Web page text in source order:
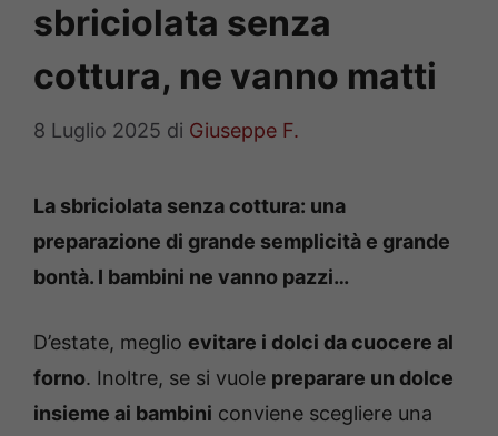
sbriciolata senza
cottura, ne vanno matti
8 Luglio 2025 di Giuseppe F.
La sbriciolata senza cottura: una
preparazione di grande semplicità e grande
bontà. I bambini ne vanno pazzi…
D’estate, meglio evitare i dolci da cuocere al
forno. Inoltre, se si vuole preparare un dolce
insieme ai bambini conviene scegliere una